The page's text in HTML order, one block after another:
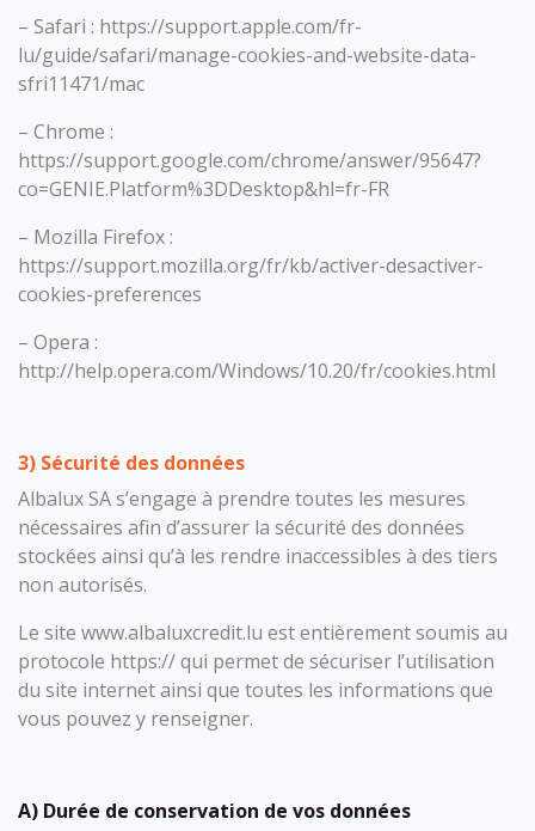
– Safari : https://support.apple.com/fr-
lu/guide/safari/manage-cookies-and-website-data-
sfri11471/mac
– Chrome :
https://support.google.com/chrome/answer/95647?
co=GENIE.Platform%3DDesktop&hl=fr-FR
– Mozilla Firefox :
https://support.mozilla.org/fr/kb/activer-desactiver-
cookies-preferences
– Opera :
http://help.opera.com/Windows/10.20/fr/cookies.html
3) Sécurité des données
Albalux SA s’engage à prendre toutes les mesures
nécessaires afin d’assurer la sécurité des données
stockées ainsi qu’à les rendre inaccessibles à des tiers
non autorisés.
Le site www.albaluxcredit.lu est entièrement soumis au
protocole https:// qui permet de sécuriser l’utilisation
du site internet ainsi que toutes les informations que
vous pouvez y renseigner.
A) Durée de conservation de vos données